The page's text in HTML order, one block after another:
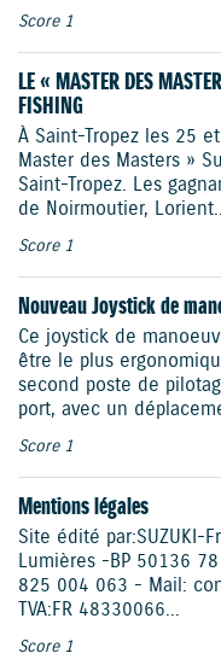
Score 1
LE « MASTER DES
FISHING
À Saint-Tropez les 25
Master des Masters »
Saint-Tropez. Les
de Noirmoutier,
Score 1
Nouveau Joystick de
Ce joystick de
être le plus
second poste de
port, avec un
Score 1
Mentions légales
Site édité par :
Lumières - BP 50136
825 004 063 - Mail :
TVA : FR 48 330 066...
Score 1